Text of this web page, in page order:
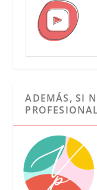
ADEMÁS, SI